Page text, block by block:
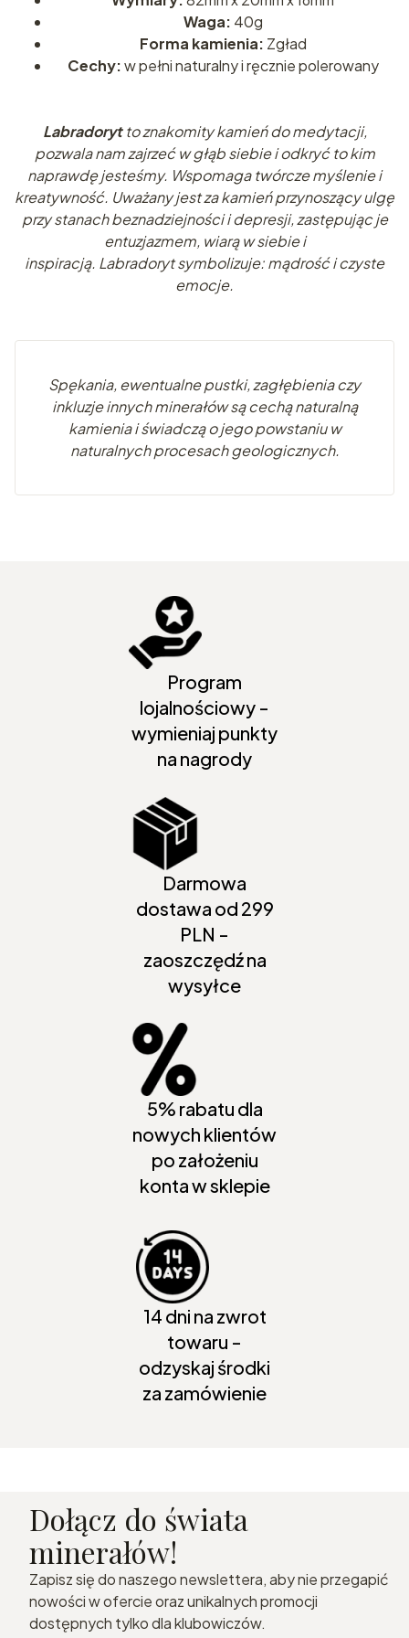
Waga: 40g
Forma kamienia: Zgład
Cechy:w pełni naturalny i ręcznie polerowany
Labradorytto znakomity kamień do medytacji,
pozwala nam zajrzeć w głąb siebie i odkryć to kim
naprawdę jesteśmy. Wspomaga twórcze myślenie i
kreatywność. Uważany jest za kamień przynoszący ulgę
przy stanach beznadziejności i depresji, zastępując je
entuzjazmem, wiarą w siebie i
inspiracją. Labradorytsymbolizuje:mądrość i czyste
emocje.
Spękania, ewentualne pustki, zagłębienia czy
inkluzje innych minerałów są cechą naturalną
kamienia i świadczą o jego powstaniu w
naturalnych procesach geologicznych.
Program
lojalnościowy -
wymieniaj punkty
na nagrody
Darmowa
dostawa od 299
PLN -
zaoszczędź na
wysyłce
5% rabatu dla
nowych klientów
po założeniu
konta w sklepie
14 dni na zwrot
towaru -
odzyskaj środki
za zamówienie
Dołącz do świata
minerałów!
Zapisz się do naszego newslettera, aby nie przegapić
nowości w ofercie oraz unikalnych promocji
dostępnych tylko dla klubowiczów.